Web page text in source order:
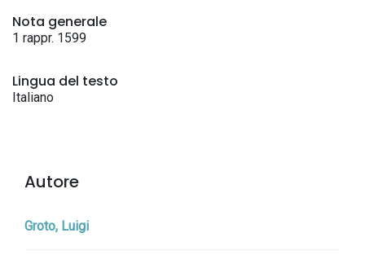
Nota generale
1 rappr. 1599
Lingua del testo
Italiano
Autore
Groto, Luigi